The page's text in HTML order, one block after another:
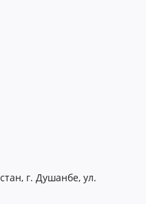
г. Душанбе, ул.